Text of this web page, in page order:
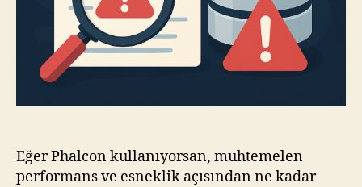
Eğer Phalcon kullanıyorsan, muhtemelen
performans ve esneklik açısından ne kadar